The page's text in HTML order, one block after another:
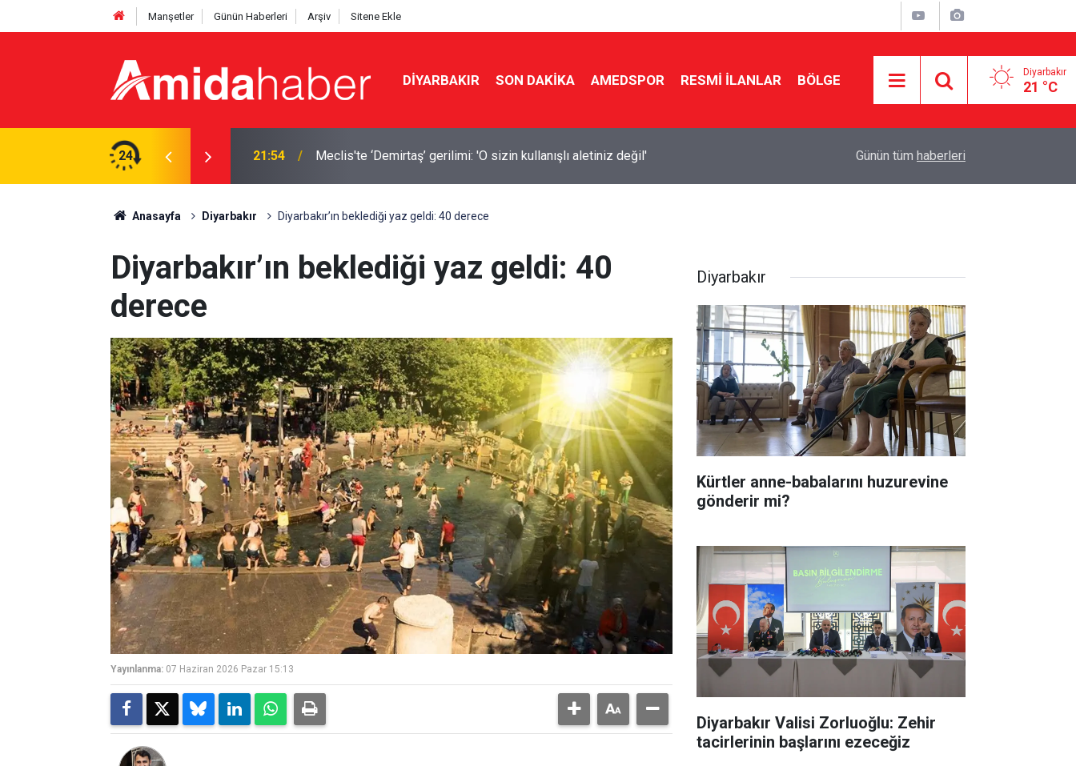
Manşetler Günün Haberleri Arşiv Sitene Ekle
DIYARBAKIR SON DAKIKA AMEDSPOR RESMI İLANLAR BÖLGE Diyarbakır
21 °C
24
kullanışlı aletiniz değil' 21:18 Elazığ’da 14 bin 894 afet konutu ve iş yeri inşa edildi Zübeyir Aydar: Kendimi teklifin dışında buldum
Günün tüm haberleri
Anasayfa Diyarbakır Diyarbakır’ın beklediği yaz geldi: 40 derece
Diyarbakır’ın beklediği yaz geldi: 40
derece
Yayınlanma: 07 Haziran 2026 Pazar 15:13
Diyarbakır
Kürtler anne-babalarını huzurevine
gönderir mi?
Diyarbakır Valisi Zorluoğlu: Zehir
tacirlerinin başlarını ezeceğiz